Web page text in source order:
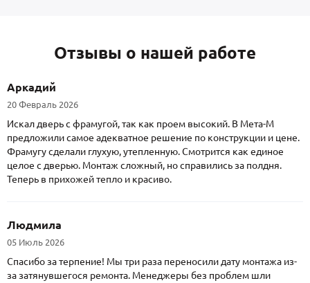
Отзывы о нашей работе
Аркадий
20 Февраль 2026
Искал дверь с фрамугой, так как проем высокий. В Мета-М
предложили самое адекватное решение по конструкции и цене.
Фрамугу сделали глухую, утепленную. Смотрится как единое
целое с дверью. Монтаж сложный, но справились за полдня.
Теперь в прихожей тепло и красиво.
Людмила
05 Июль 2026
Спасибо за терпение! Мы три раза переносили дату монтажа из-
за затянувшегося ремонта. Менеджеры без проблем шли